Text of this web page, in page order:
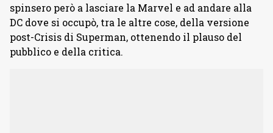
spinsero però a lasciare la Marvel e ad andare alla
DC dove si occupò, tra le altre cose, della versione
post-Crisis di Superman, ottenendo il plauso del
pubblico e della critica.